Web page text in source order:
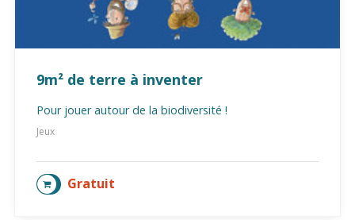
9m² de terre à inventer
Pour jouer autour de la biodiversité !
Jeux
Gratuit
AJOUTER AU PANIER